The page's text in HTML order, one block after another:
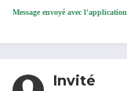
Message envoyé avec
Invité